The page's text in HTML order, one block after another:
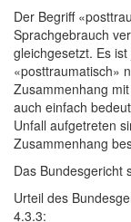
Der Begriff
Sprachgebrauch
gleichgesetzt. Es
«posttraumatisch»
Zusammenhang
auch einfach
Unfall aufgetreten
Zusammenhang
Das Bundesgericht
Urteil des
4.3.3: